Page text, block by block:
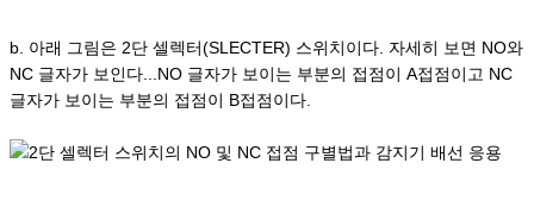
b. 아래 그림은 2단 셀렉터(SLECTER) 스위치이다. 자세히 보면 NO와
NC 글자가 보인다...NO 글자가 보이는 부분의 접점이 A접점이고 NC
글자가 보이는 부분의 접점이 B접점이다.